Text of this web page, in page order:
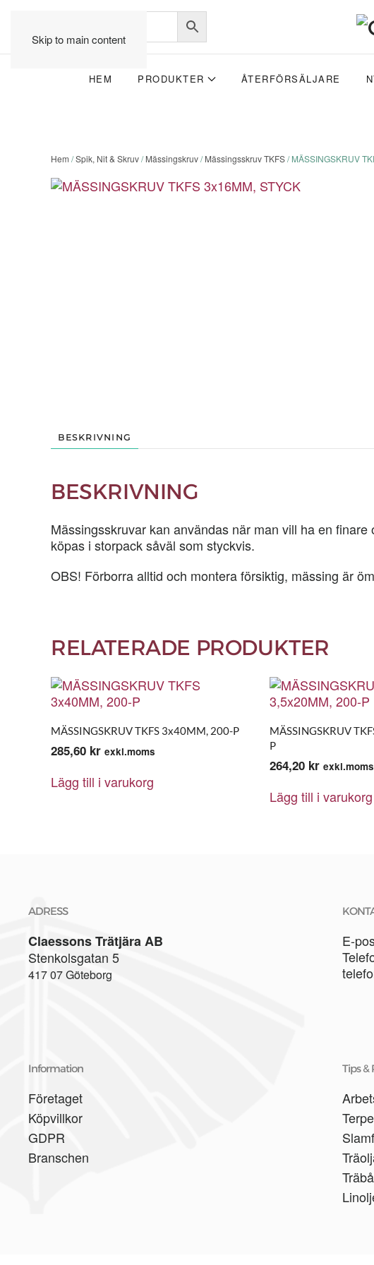
Skip to main content
HEM PRODUKTER ÅTERFÖRSÄLJARE
Hem /Spik, Nit & Skruv/Mässingskruv/Mässingsskruv TKFS/ MÄSSINGSKRUV
BESKRIVNING
BESKRIVNING
Mässingsskruvar kan användas när man vill ha en
köpas i storpack såväl som styckvis.
OBS! Förborra alltid och montera försiktig, mässing är
RELATERADE PRODUKTER
MÄSSINGSKRUV TKFS 3x40MM, 200-P
285,60 kr exkl.moms
Lägg till i varukorg
MÄSSINGSKRUV
P
264,20 kr exkl.moms
Lägg till i varukorg
ADRESS
Claessons Trätjära AB
Stenkolsgatan 5
417 07 Göteborg
E-
Information
Företaget
Köpvillkor
GDPR
Branschen
Tips &